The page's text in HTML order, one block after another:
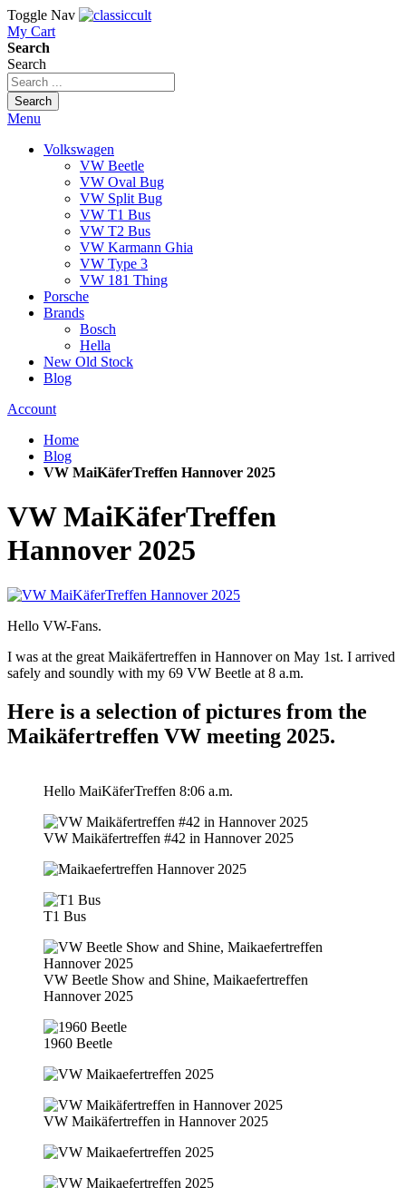
Toggle Nav
My Cart
Search
Search
Search
Menu
Volkswagen
VW Beetle
VW Oval Bug
VW Split Bug
VW T1 Bus
VW T2 Bus
VW Karmann Ghia
VW Type 3
VW 181 Thing
Porsche
Brands
Bosch
Hella
New Old Stock
Blog
Account
Home
Blog
VW MaiKäferTreffen Hannover 2025
VW MaiKäferTreffen
Hannover 2025
Hello VW-Fans.
I was at the great Maikäfertreffen in Hannover on May 1st. I arrived
safely and soundly with my 69 VW Beetle at 8 a.m.
Here is a selection of pictures from the
Maikäfertreffen VW meeting 2025.
Hello MaiKäferTreffen 8:06 a.m.
VW Maikäfertreffen #42 in Hannover 2025
T1 Bus
VW Beetle Show and Shine, Maikaefertreffen
Hannover 2025
1960 Beetle
VW Maikäfertreffen in Hannover 2025